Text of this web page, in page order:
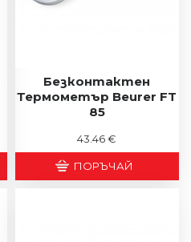
Безконтактен
Термометър Beurer FT
85
43.46 €
ПОРЪЧАЙ